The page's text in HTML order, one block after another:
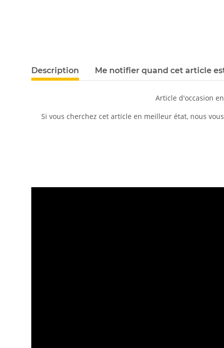
Description Me notifier quand cet article
Article d'occasion en
Si vous cherchez cet article en meilleur état, nous